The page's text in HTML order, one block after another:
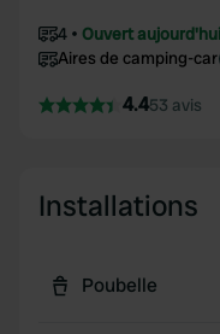
4
Ouvert aujourd'hui
Aires de camping-car
4.453 avis
Installations
Poubelle